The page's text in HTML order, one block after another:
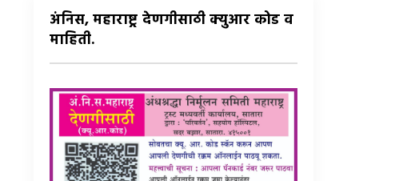
अंनिस, महाराष्ट्र देणगीसाठी क्युआर कोड व
माहिती.